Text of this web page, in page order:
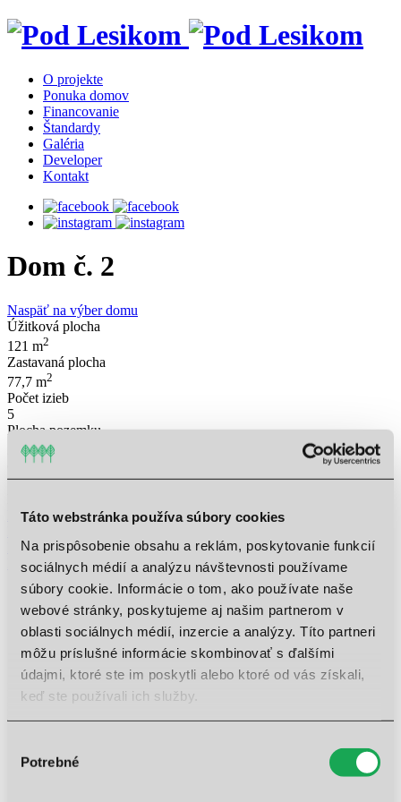
Táto webstránka používa súbory cookies
Na prispôsobenie obsahu a reklám, poskytovanie funkcií
sociálnych médií a analýzu návštevnosti používame
súbory cookie. Informácie o tom, ako používate naše
webové stránky, poskytujeme aj našim partnerom v
oblasti sociálnych médií, inzercie a analýzy. Títo partneri
môžu príslušné informácie skombinovať s ďalšími
údajmi, ktoré ste im poskytli alebo ktoré od vás získali,
keď ste používali ich služby.
súhlasu
Potrebné
O projekte
Ponuka domov
Financovanie
Štandardy
Galéria
Developer
Kontakt
Dom č. 2
Naspäť na výber domu
Úžitková plocha
121 m2
Zastavaná plocha
77,7 m2
Počet izieb
5
Plocha pozemku
217 m2
Cena s dph
Stav
Mám záujem o tento dom
Prízemie
Poschodie
Chodba
6,15 m²
Kúpeľňa
4,59 m²
Pracovňa
8,02 m²
Technická miestnosť
2,55 m²
Sklad
2,75 m²
Kuchyňa
8,64 m²
Terasa